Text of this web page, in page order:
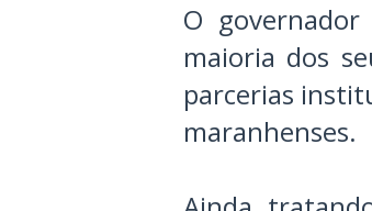
O
maioria dos
parcerias
maranhenses.